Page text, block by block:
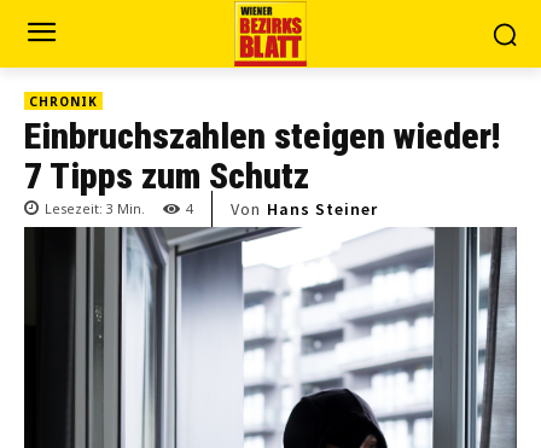
CHRONIK
Einbruchszahlen steigen wieder!
7 Tipps zum Schutz
Lesezeit: 3 Min. 4 Von Hans Steiner